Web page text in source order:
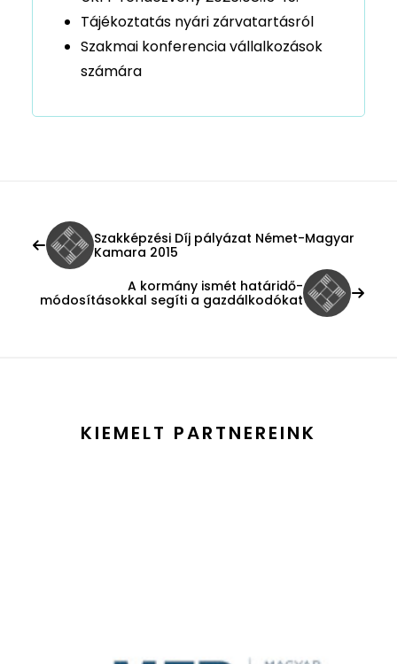
Tájékoztatás nyári zárvatartásról
Szakmai konferencia vállalkozások
számára
Szakképzési Díj pályázat Német-Magyar
Kamara 2015
A kormány ismét határidő-
módosításokkal segíti a gazdálkodókat
KIEMELT PARTNEREINK